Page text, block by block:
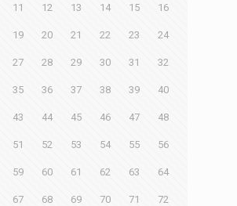
11 12 13 14 15 16
19 20 21 22 23 24
27 28 29 30 31 32
35 36 37 38 39 40
43 44 45 46 47 48
51 52 53 54 55 56
59 60 61 62 63 64
67 68 69 70 71 72